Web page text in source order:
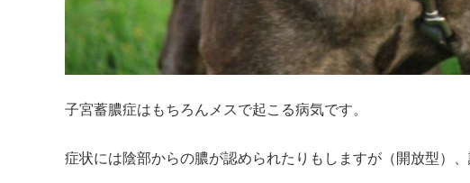
子宮蓄膿症はもちろんメスで起こる病気です。
症状には陰部からの膿が認められたりもしますが（開放型）